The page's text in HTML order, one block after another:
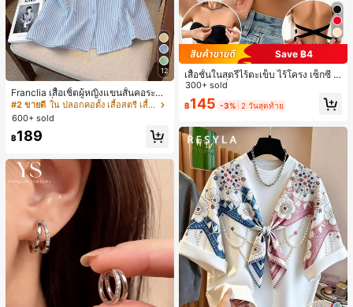
12
Franclia เสื้อเชิ้ตผู้หญิงแขนสั้นคอระบา
ยกระดุมเดี่ยวลายทาง
#2 ขายดี
ใน ปลอกคอตั้ง เสื้อสตรี เสื้อเบลาส์ & Tee
600+ sold
฿189
Save ฿4
เสื้อชั้นในสตรีไร้ตะเข็บ ไร้โครง เซ็กซี่ ด้
านข้างไม่ลื่น แผ่นรองถอดได้ ลายไขว้ห
ลัง ไร้สาย สบายตลอดวัน
300+ sold
฿145 -3% 2 วันสุดท้าย